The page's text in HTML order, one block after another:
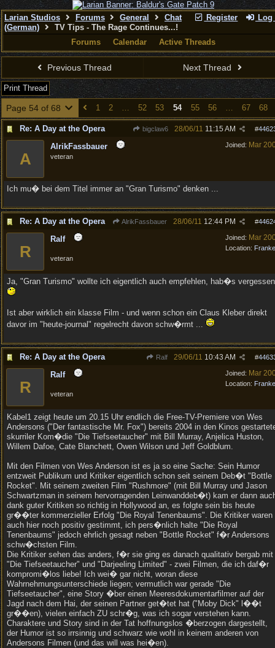
Register Log
Larian Studios Forums General
Chat
(German)
TV Tips - The Rage Continues...!
Forums
Calendar Active Threads
Previous Thread Next Thread
Print Thread
Page 54 of 68 1 2 … 52 53 54 55 56 … 67 68
Re: A Day at the Opera bigclaw6 #
28/06/11 11:15 AM
Joined: Mar
A
AlrikFassbauer
veteran
Ich mu� bei dem Titel immer an "Gran Turismo" denken ...
Re: A Day at the Opera AlrikFassbauer #
28/06/11 12:44 PM
Joined: Mar
Location:
R
Ralf
veteran
Ja, "Gran Turismo" wollte ich eigentlich auch empfehlen, hab�s
Ist aber wirklich ein klasse Film - und wenn schon ein Claus Kleber direkt
davor im "heute-journal" regelrecht davon schw�rmt ...
Re: A Day at the Opera Ralf #
29/06/11 10:43 AM
Joined: Mar
Location:
R
Ralf
veteran
Kabel1 zeigt heute um 20.15 Uhr endlich die Free-TV-Premiere von Wes
Andersons ("Der fantastische Mr. Fox") bereits 2004 in den Kinos
skurriler Kom�die "Die Tiefseetaucher" mit Bill Murray, Anjelica Huston,
Willem Dafoe, Cate Blanchett, Owen Wilson und Jeff Goldblum.
Mit den Filmen von Wes Anderson ist es ja so eine Sache: Sein Humor
entzweit Publikum und Kritiker eigentlich schon seit seinem Deb�t "Bottle
Rocket". Mit seinem zweiten Film "Rushmore" (mit Bill Murray und Jason
Schwartzman in seinem hervorragenden Leinwanddeb�t) kam er dann
dank guter Kritiken so richtig in Hollywood an, es folgte sein bis heute
gr��ter kommerzieller Erfolg "Die Royal Tenenbaums". Die Kritiker waren
auch hier noch positiv gestimmt, ich pers�nlich halte "Die Royal
Tenenbaums" jedoch ehrlich gesagt neben "Bottle Rocket" f�r Andersons
schw�chsten Film.
Die Kritiker sehen das anders, f�r sie ging es danach qualitativ bergab mit
"Die Tiefseetaucher" und "Darjeeling Limited" - zwei Filmen, die ich daf�r
kompromi�los liebe! Ich wei� gar nicht, woran diese
Wahrnehmungsunterschiede liegen; vermutlich war gerade "Die
Tiefseetaucher", eine Story �ber einen Meeresdokumentarfilmer auf der
Jagd nach dem Hai, der seinen Partner get�tet hat ("Moby Dick" l��t
gr��en), vielen einfach ZU schr�g, was ich sogar verstehen kann.
Charaktere und Story sind in der Tat hoffnungslos �berzogen dargestellt,
der Humor ist so irrsinnig und schwarz wie wohl in keinem anderen von
Andersons Filmen (und das will was hei�en).